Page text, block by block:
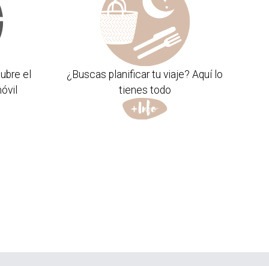
el
¿Buscas planificar tu viaje? Aquí lo
tienes todo